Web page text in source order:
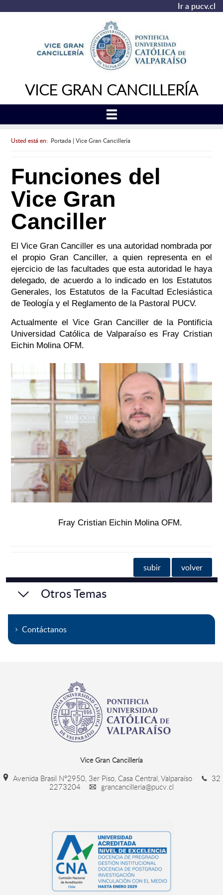
Ir a pucv.cl
VICE GRAN CANCILLERÍA
Usted está en: Portada| Vice Gran Cancillería
Funciones del
Vice Gran
Canciller
El Vice Gran Canciller es una autoridad nombrada por
el propio Gran Canciller, a quien representa en el
ejercicio de las facultades que esta autoridad le haya
delegado, de acuerdo a lo indicado en los Estatutos
Generales, los Estatutos de la Facultad Eclesiástica
de Teología y el Reglamento de la Pastoral PUCV.
Actualmente el Vice Gran Canciller de la Pontificia
Universidad Católica de Valparaíso es Fray Cristian
Eichin Molina OFM.
Fray Cristian Eichin Molina OFM.
subir volver
Otros Temas
Contáctanos
Vice Gran Cancillería
Avenida Brasil N°2950, 3er Piso, Casa Central, Valparaíso
32
2273204
grancancilleria@pucv.cl